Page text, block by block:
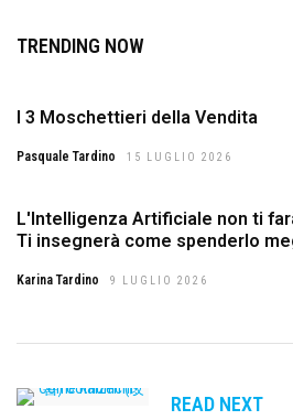
TRENDING NOW
I 3 Moschettieri della Vendita
Pasquale Tardino 15 LUGLIO 2026
L'Intelligenza Artificiale non ti
Ti insegnerà come spenderlo
Karina Tardino 9 LUGLIO 2026
READ NEXT